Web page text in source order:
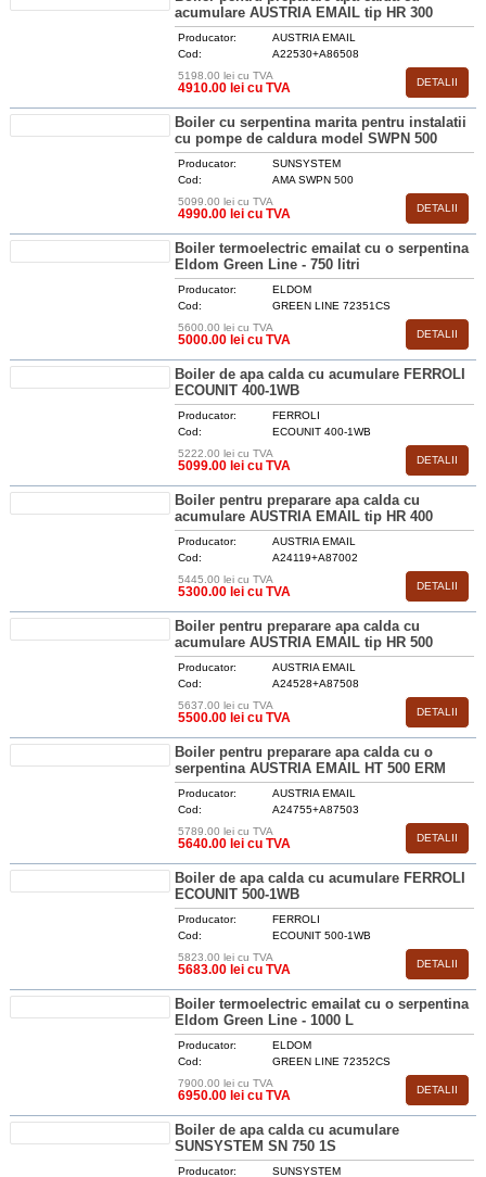
acumulare AUSTRIA EMAIL tip HR 300
Producator:
AUSTRIA EMAIL
Cod:
A22530+A86508
5198.00 lei cu TVA
4910.00 lei cu TVA DETALII
Boiler cu serpentina marita pentru instalatii
cu pompe de caldura model SWPN 500
Producator:
SUNSYSTEM
Cod:
AMA SWPN 500
5099.00 lei cu TVA
4990.00 lei cu TVA DETALII
Boiler termoelectric emailat cu o serpentina
Eldom Green Line - 750 litri
Producator:
ELDOM
Cod:
GREEN LINE 72351CS
5600.00 lei cu TVA
5000.00 lei cu TVA DETALII
Boiler de apa calda cu acumulare FERROLI
ECOUNIT 400-1WB
Producator:
FERROLI
Cod:
ECOUNIT 400-1WB
5222.00 lei cu TVA
5099.00 lei cu TVA DETALII
Boiler pentru preparare apa calda cu
acumulare AUSTRIA EMAIL tip HR 400
Producator:
AUSTRIA EMAIL
Cod:
A24119+A87002
5445.00 lei cu TVA
5300.00 lei cu TVA DETALII
Boiler pentru preparare apa calda cu
acumulare AUSTRIA EMAIL tip HR 500
Producator:
AUSTRIA EMAIL
Cod:
A24528+A87508
5637.00 lei cu TVA
5500.00 lei cu TVA DETALII
Boiler pentru preparare apa calda cu o
serpentina AUSTRIA EMAIL HT 500 ERM
Producator:
AUSTRIA EMAIL
Cod:
A24755+A87503
5789.00 lei cu TVA
5640.00 lei cu TVA DETALII
Boiler de apa calda cu acumulare FERROLI
ECOUNIT 500-1WB
Producator:
FERROLI
Cod:
ECOUNIT 500-1WB
5823.00 lei cu TVA
5683.00 lei cu TVA DETALII
Boiler termoelectric emailat cu o serpentina
Eldom Green Line - 1000 L
Producator:
ELDOM
Cod:
GREEN LINE 72352CS
7900.00 lei cu TVA
6950.00 lei cu TVA DETALII
Boiler de apa calda cu acumulare
SUNSYSTEM SN 750 1S
Producator:
SUNSYSTEM